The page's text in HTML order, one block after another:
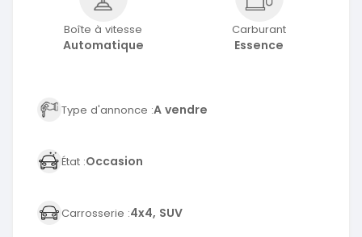
Boîte à vitesse
Automatique
Carburant
Essence
Type d'annonce :A vendre
État :Occasion
Carrosserie :4x4, SUV